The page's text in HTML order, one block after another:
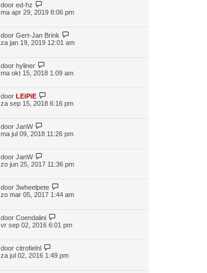
door ed-hz
ma apr 29, 2019 8:06 pm
door Gert-Jan Brink
za jan 19, 2019 12:01 am
door hyliner
ma okt 15, 2018 1:09 am
door LEiPiE
za sep 15, 2018 6:16 pm
door JanW
ma jul 09, 2018 11:26 pm
door JanW
zo jun 25, 2017 11:36 pm
door 3wheelpete
zo mar 05, 2017 1:44 am
door Coendalini
vr sep 02, 2016 6:01 pm
door citrofielnl
za jul 02, 2016 1:49 pm